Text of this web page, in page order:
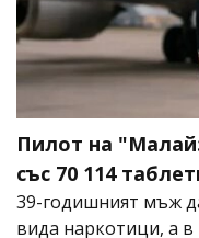
Пилот на
със 70 114
39-годишният мъж
вида наркотици, а